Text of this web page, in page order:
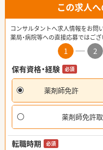
この求人
コンサルタントへ求人情報をお問
薬局・病院等への直接応募ではご
1 2
保有資格・経験
必須
薬剤師免許
薬剤師免許取
転職時期 必須